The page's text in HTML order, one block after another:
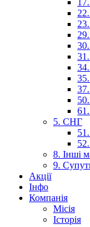
5. СНГ
8. Інші
9.
Акції
Інфо
Компанія
Місія
Історія